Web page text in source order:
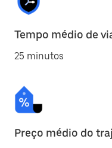
Tempo médio de
25 minutos
Preço médio do